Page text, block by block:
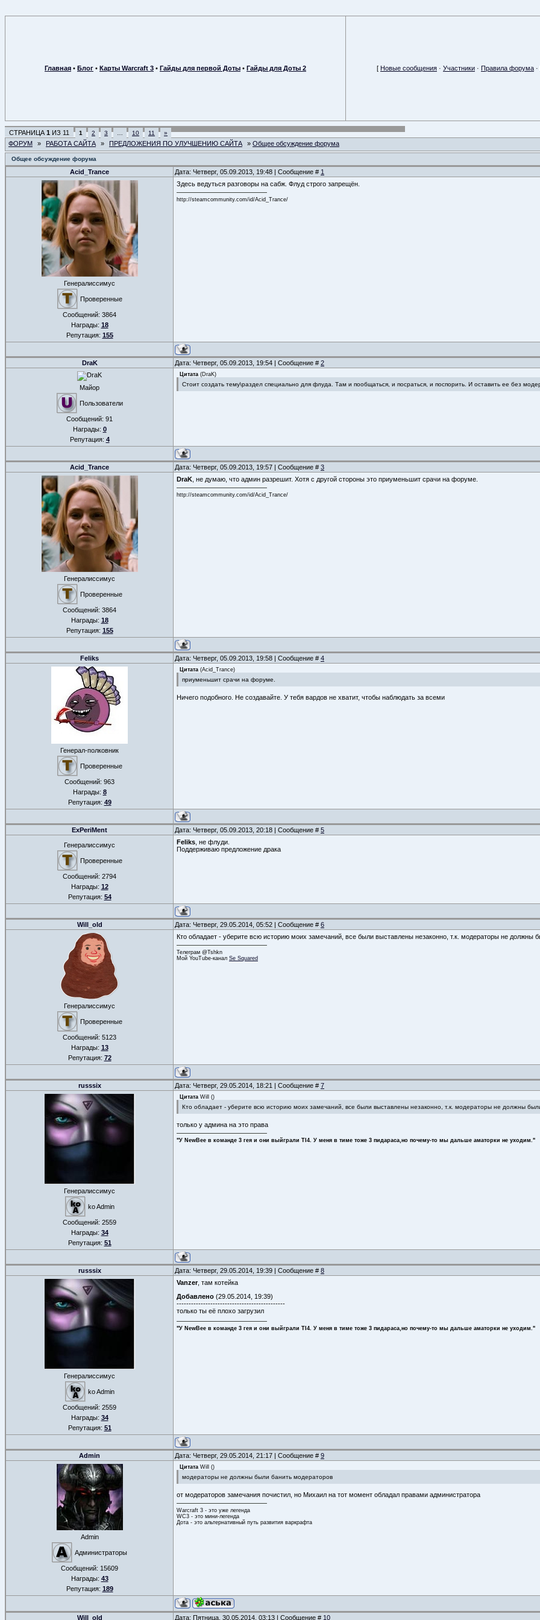
Главная • Блог • Карты Warcraft 3 • Гайды для первой Доты • Гайды для Доты 2 [ Новые сообщения · Участники · Правила форума ·
СТРАНИЦА 1 ИЗ 11 1 2 3 10 11 »
ФОРУМ » РАБОТА САЙТА » ПРЕДЛОЖЕНИЯ ПО УЛУЧШЕНИЮ САЙТА » Общее обсуждение форума
Общее обсуждение форума
Acid_Trance Дата: Четверг, 05.09.2013, 19:48 | Сообщение # 1
Генералиссимус
Проверенные
Сообщений: 3864
Награды: 18
Репутация: 155
Здесь ведуться разговоры на сабж. Флуд строго запрещён.
http://steamcommunity.com/id/Acid_Trance/
DraK Дата: Четверг, 05.09.2013, 19:54 | Сообщение # 2
Майор
Пользователи
Сообщений: 91
Награды: 0
Репутация: 4
Цитата (DraK)
Стоит создать тему\раздел специально для флуда. Там и пообщаться, и посраться, и поспорить. И оставить ее без
Acid_Trance Дата: Четверг, 05.09.2013, 19:57 | Сообщение # 3
Генералиссимус
Проверенные
Сообщений: 3864
Награды: 18
Репутация: 155
DraK , не думаю, что админ разрешит. Хотя с другой стороны это приуменьшит срачи на форуме.
http://steamcommunity.com/id/Acid_Trance/
Feliks Дата: Четверг, 05.09.2013, 19:58 | Сообщение # 4
Генерал-полковник
Проверенные
Сообщений: 963
Награды: 8
Репутация: 49
Цитата (Acid_Trance)
приуменьшит срачи на форуме.
Ничего подобного. Не создавайте. У тебя вардов не хватит, чтобы наблюдать за всеми
ExPeriMent Дата: Четверг, 05.09.2013, 20:18 | Сообщение # 5
Генералиссимус
Проверенные
Сообщений: 2794
Награды: 12
Репутация: 54
Feliks , не флуди.
Поддерживаю предложение драка
Will_old Дата: Четверг, 29.05.2014, 05:52 | Сообщение # 6
Генералиссимус
Проверенные
Сообщений: 5123
Награды: 13
Репутация: 72
Кто обладает - уберите всю историю моих замечаний, все были выставлены незаконно, т.к. модераторы не должны
Телеграм @Tshkn
Мой YouTube-канал Se Squared
russsix Дата: Четверг, 29.05.2014, 18:21 | Сообщение # 7
Генералиссимус
ko Admin
Сообщений: 2559
Награды: 34
Репутация: 51
Цитата Will ()
Кто обладает - уберите всю историю моих замечаний, все были выставлены незаконно, т.к. модераторы не должны
только у админа на это права
"У NewBee в команде 3 гея и они выйграли TI4. У меня в тиме тоже 3 пидараса,но почему-то мы дальше аматорки не уходим."
russsix Дата: Четверг, 29.05.2014, 19:39 | Сообщение # 8
Генералиссимус
ko Admin
Сообщений: 2559
Награды: 34
Репутация: 51
Vanzer, там котейка
Добавлено (29.05.2014, 19:39)
---------------------------------------------
только ты её плохо загрузил
"У NewBee в команде 3 гея и они выйграли TI4. У меня в тиме тоже 3 пидараса,но почему-то мы дальше аматорки не уходим."
Admin Дата: Четверг, 29.05.2014, 21:17 | Сообщение # 9
Admin
Администраторы
Сообщений: 15609
Награды: 43
Репутация: 189
Цитата Will ()
модераторы не должны были банить модераторов
от модераторов замечания почистил, но Михаил на тот момент обладал правами администратора
Warcraft 3 - это уже легенда
WC3 - это мини-легенда
Дота - это альтернативный путь развития варкрафта
Will_old Дата: Пятница, 30.05.2014, 03:13 | Сообщение # 10